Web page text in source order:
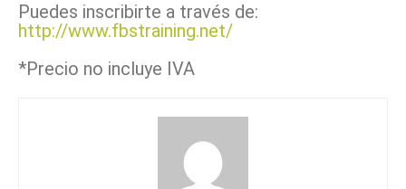
Puedes inscribirte a través de:
http://www.fbstraining.net/
*Precio no incluye IVA